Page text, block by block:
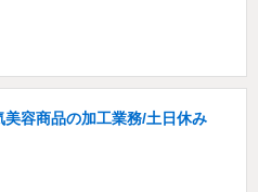
容商品の加工業務/土日休み